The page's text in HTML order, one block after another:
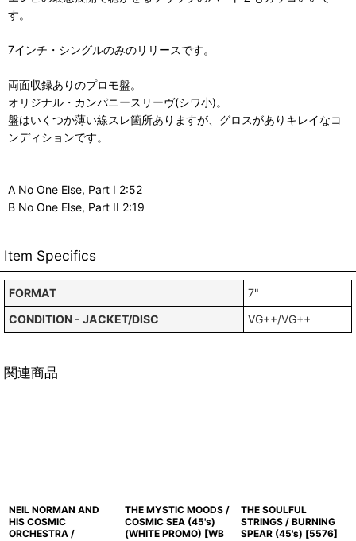
す。
7インチ・シングルのみのリリースです。
両面収録ありのプロモ盤。
オリジナル・カンパニースリーヴ(シワ小)。
盤はいくつか薄い線スレ箇所ありますが、グロスがありキレイなコ
ンディションです。
A No One Else, Part I 2:52
B No One Else, Part II 2:19
Item Specifics
FORMAT
7"
CONDITION - JACKET/DISC
VG++/VG++
関連商品
NEIL NORMAN AND
HIS COSMIC
ORCHESTRA /
THE MYSTIC MOODS /
COSMIC SEA (45's)
(WHITE PROMO) [WB
THE SOULFUL
STRINGS / BURNING
SPEAR (45's) [5576]